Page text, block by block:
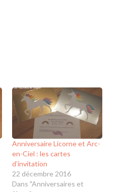
Anniversaire Licorne et Arc-
en-Ciel : les cartes
d’invitation
22 décembre 2016
Dans "Anniversaires et